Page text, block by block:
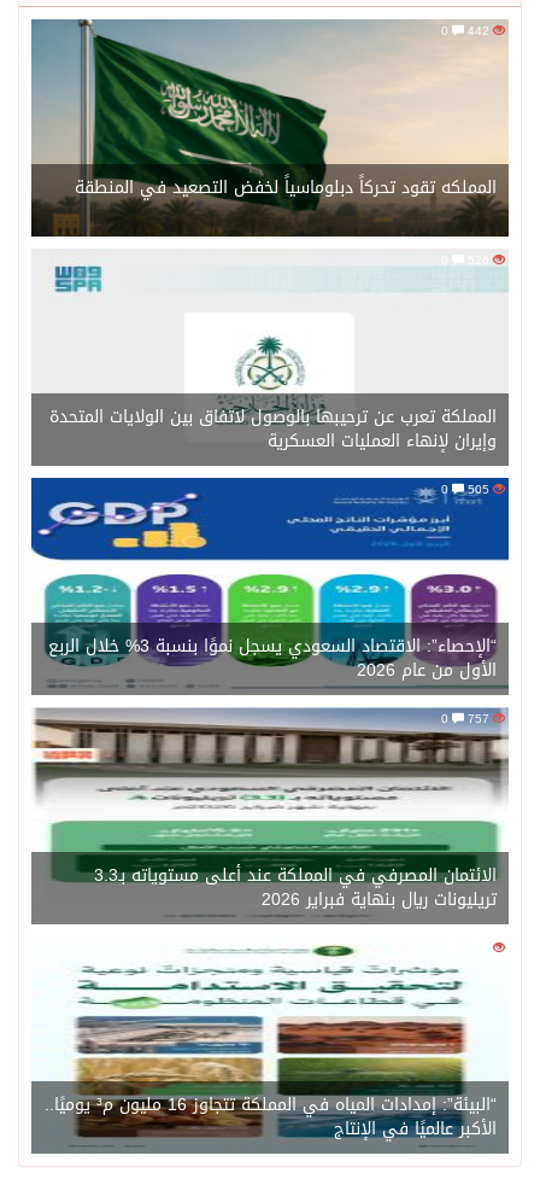
0
تقود تحركاً دبلوماسياً لخفض التصعيد في المنطقة
0
تعرب عن ترحيبها بالوصول لاتفاق بين الولايات المتحدة
لإنهاء العمليات العسكرية
0
“الإحصاء”: الاقتصاد السعودي يسجل نموًا بنسبة 3% خلال الربع
من عام 2026
0
الائتمان المصرفي في المملكة عند أعلى مستوياته بـ3.3
ريال بنهاية فبراير 2026
0
“البيئة”: إمدادات المياه في المملكة تتجاوز 16 مليون م³ يوميًا..
عالميًا في الإنتاج